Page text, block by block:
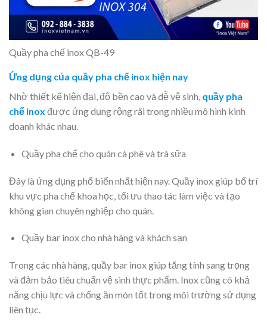
Quầy pha chế inox QB-49
Ứng dụng của quầy pha chế inox hiện nay
Nhờ thiết kế hiện đại, độ bền cao và dễ vệ sinh, quầy pha
chế inox được ứng dụng rộng rãi trong nhiều mô hình kinh
doanh khác nhau.
Quầy pha chế cho quán cà phê và trà sữa
Đây là ứng dụng phổ biến nhất hiện nay. Quầy inox giúp bố trí
khu vực pha chế khoa học, tối ưu thao tác làm việc và tạo
không gian chuyên nghiệp cho quán.
Quầy bar inox cho nhà hàng và khách sạn
Trong các nhà hàng, quầy bar inox giúp tăng tính sang trọng
và đảm bảo tiêu chuẩn vệ sinh thực phẩm. Inox cũng có khả
năng chịu lực và chống ăn mòn tốt trong môi trường sử dụng
liên tục.